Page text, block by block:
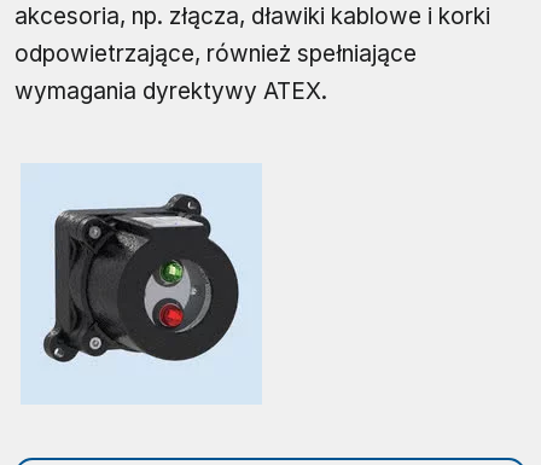
akcesoria, np. złącza, dławiki kablowe i korki
odpowietrzające, również spełniające
wymagania dyrektywy ATEX.